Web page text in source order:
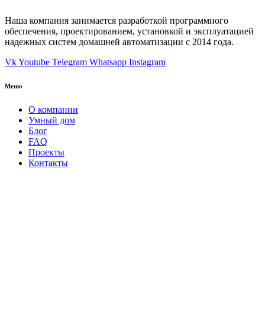
Наша компания занимается разработкой программного
обеспечения, проектированием, установкой и эксплуатацией
надежных систем домашней автоматизации с 2014 года.
VkYoutube Telegram Whatsapp Instagram
Меню
О компании
Умный дом
Блог
FAQ
Проекты
Контакты